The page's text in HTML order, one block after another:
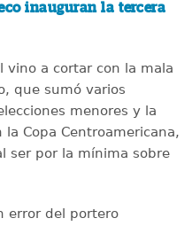
inauguran la tercera
vino a cortar con la mala
que sumó varios
menores y la
Copa Centroamericana,
ser por la mínima sobre
error del portero